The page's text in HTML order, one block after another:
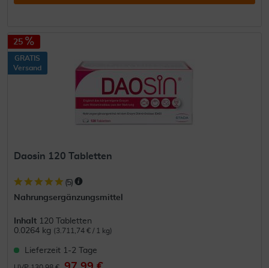
25
GRATIS
Versand
Daosin 120 Tabletten
(5)
Nahrungsergänzungsmittel
Inhalt 120 Tabletten
0.0264 kg (3.711,74 € / 1 kg)
Lieferzeit 1-2 Tage